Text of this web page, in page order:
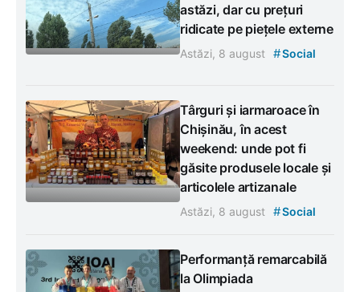
astăzi, dar cu prețuri
ridicate pe piețele externe
Astăzi, 8 august #Social
Târguri și iarmaroace în
Chișinău, în acest
weekend: unde pot fi
găsite produsele locale și
articolele artizanale
Astăzi, 8 august #Social
Performanță remarcabilă
la Olimpiada